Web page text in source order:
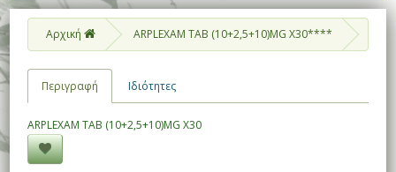
Αρχική ARPLEXAM TAB (10+2,5+10)MG X30****
Περιγραφή Ιδιότητες
ARPLEXAM TAB (10+2,5+10)MG X30